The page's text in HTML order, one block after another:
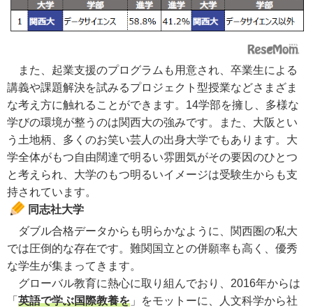
また、起業支援のプログラムも用意され、卒業生による
講義や課題解決を試みるプロジェクト型授業などさまざま
な考え方に触れることができます。14学部を擁し、多様な
学びの環境が整うのは関西大の強みです。また、大阪とい
う土地柄、多くのお笑い芸人の出身大学でもあります。大
学全体がもつ自由闊達で明るい雰囲気がその要因のひとつ
と考えられ、大学のもつ明るいイメージは受験生からも支
持されています。
同志社大学
ダブル合格データからも明らかなように、関西圏の私大
では圧倒的な存在です。難関国立との併願率も高く、優秀
な学生が集まってきます。
グローバル教育に熱心に取り組んでおり、2016年からは
「 英語で学ぶ国際教養を 」をモットーに、人文科学から社